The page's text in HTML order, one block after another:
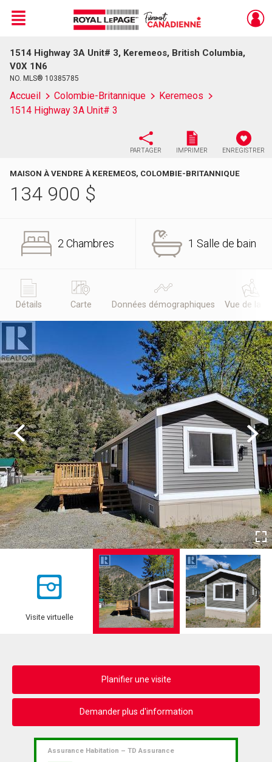
Live
En Direct
Menu
1514 Highway 3A Unit# 3, Keremeos, British Columbia,
V0X 1N6
NO. MLS® 10385785
Accueil Colombie-Britannique
Keremeos
1514 Highway 3A Unit# 3
PARTAGER IMPRIMER ENREGISTRER
MAISON À VENDRE À KEREMEOS, COLOMBIE-BRITANNIQUE
134 900 $
2 Chambres 1 Salle de bain
Détails Carte Données démographiques Vue de la
Previous Next
Visite virtuelle
Planifier une visite
Demander plus d'information
Assurance Habitation – TD Assurance